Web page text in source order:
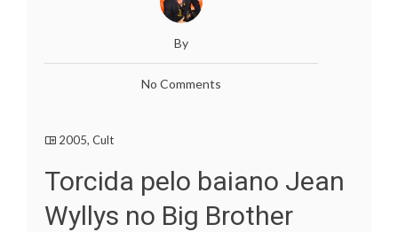
By
No Comments
2005, Cult
Torcida pelo baiano Jean
Wyllys no Big Brother